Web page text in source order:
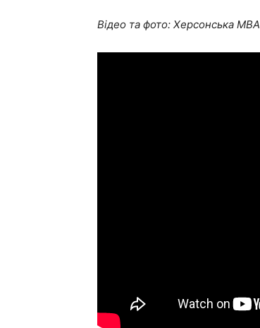
Відео та фото: Херсонська МВА